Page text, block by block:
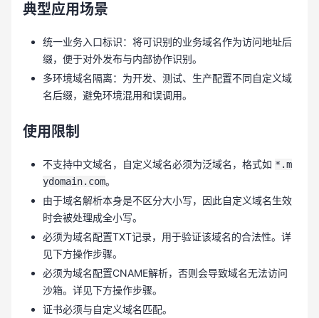
典型应用场景
统一业务入口标识：将可识别的业务域名作为访问地址后
缀，便于对外发布与内部协作识别。
多环境域名隔离：为开发、测试、生产配置不同自定义域
名后缀，避免环境混用和误调用。
使用限制
不支持中文域名，自定义域名必须为泛域名，格式如 *.m
ydomain.com。
由于域名解析本身是不区分大小写，因此自定义域名生效
时会被处理成全小写。
必须为域名配置TXT记录，用于验证该域名的合法性。详
见下方操作步骤。
必须为域名配置CNAME解析，否则会导致域名无法访问
沙箱。详见下方操作步骤。
证书必须与自定义域名匹配。